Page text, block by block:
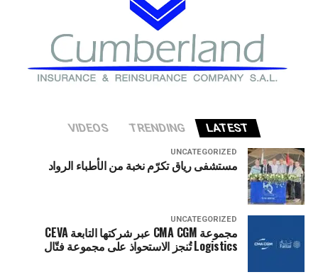
LATEST
TRENDING
VIDEOS
UNCATEGORIZED
مستشفى رياق تكرّم نخبة من الأطباء الرواد
UNCATEGORIZED
مجموعة CMA CGM عبر شركتها التابعة CEVA
Logistics تُنجز الاستحواذ على مجموعة فتّال